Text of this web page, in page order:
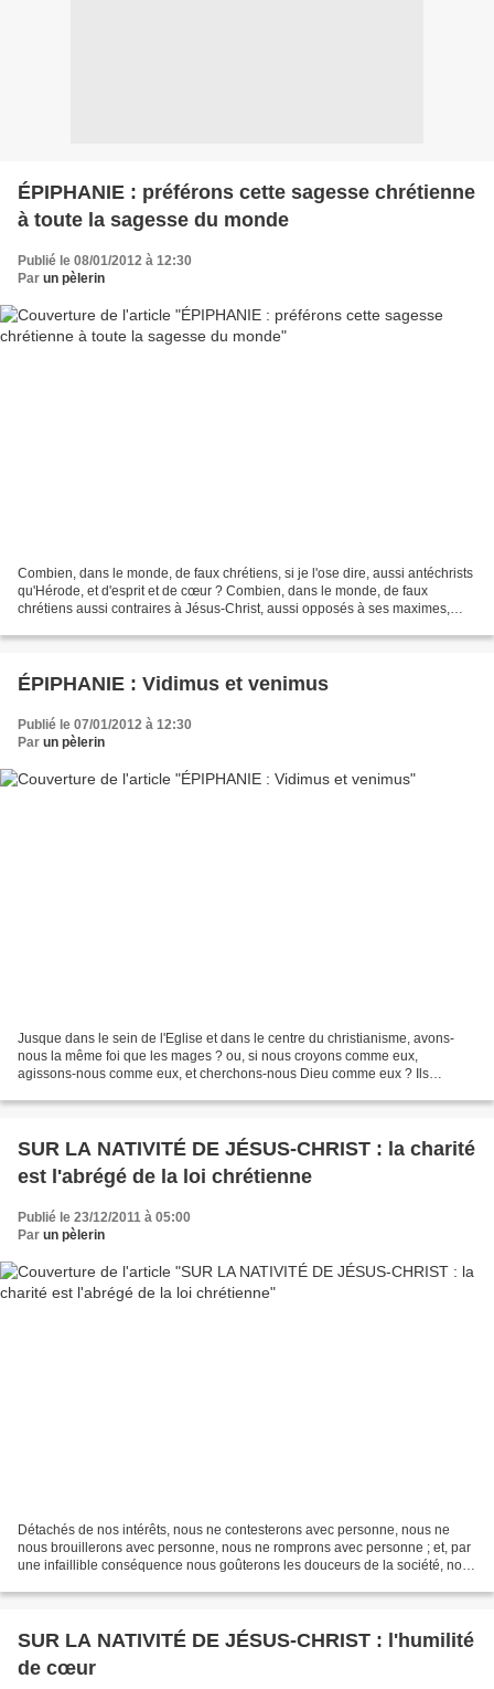
ÉPIPHANIE : préférons cette sagesse chrétienne
à toute la sagesse du monde
Publié le 08/01/2012 à 12:30
Par un pèlerin
Combien, dans le monde, de faux chrétiens, si je l'ose dire, aussi antéchrists
qu'Hérode, et d'esprit et de cœur ? Combien, dans le monde, de faux
chrétiens aussi contraires à Jésus-Christ, aussi opposés à ses maximes,
ÉPIPHANIE : Vidimus et venimus
Publié le 07/01/2012 à 12:30
Par un pèlerin
Jusque dans le sein de l'Eglise et dans le centre du christianisme, avons-
nous la même foi que les mages ? ou, si nous croyons comme eux,
agissons-nous comme eux, et cherchons-nous Dieu comme eux ? Ils
SUR LA NATIVITÉ DE JÉSUS-CHRIST : la charité
est l'abrégé de la loi chrétienne
Publié le 23/12/2011 à 05:00
Par un pèlerin
Détachés de nos intérêts, nous ne contesterons avec personne, nous ne
nous brouillerons avec personne, nous ne romprons avec personne ; et, par
une infaillible conséquence nous goûterons les douceurs de la société, nous
SUR LA NATIVITÉ DE JÉSUS-CHRIST : l'humilité
de cœur